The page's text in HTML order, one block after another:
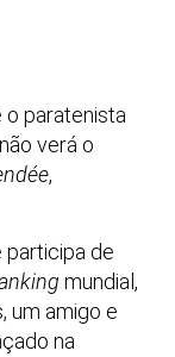
paratenista
verá o
,
participa de
mundial,
um amigo e
na